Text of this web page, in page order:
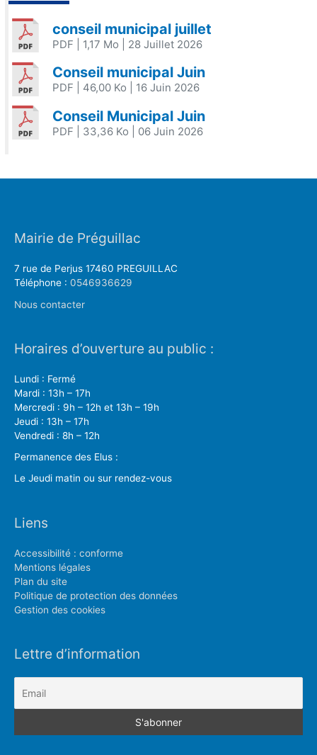
conseil municipal juillet
PDF | 1,17 Mo | 28 Juillet 2026
Conseil municipal Juin
PDF | 46,00 Ko | 16 Juin 2026
Conseil Municipal Juin
PDF | 33,36 Ko | 06 Juin 2026
Mairie de Préguillac
7 rue de Perjus 17460 PREGUILLAC
Téléphone : 0546936629
Nous contacter
Horaires d’ouverture au public :
Lundi : Fermé
Mardi : 13h – 17h
Mercredi : 9h – 12h et 13h – 19h
Jeudi : 13h – 17h
Vendredi : 8h – 12h
Permanence des Elus :
Le Jeudi matin ou sur rendez-vous
Liens
Accessibilité : conforme
Mentions légales
Plan du site
Politique de protection des données
Gestion des cookies
Lettre d’information